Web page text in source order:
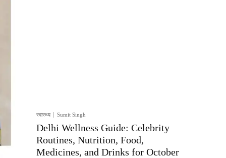
स्वास्थ्य Sumit Singh
Delhi Wellness Guide: Celebrity
Routines, Nutrition, Food,
Medicines, and Drinks for October